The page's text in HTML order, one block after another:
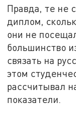
Правда, те не
диплом,
они не
большинство
связать на
этом
рассчитывал
показатели.